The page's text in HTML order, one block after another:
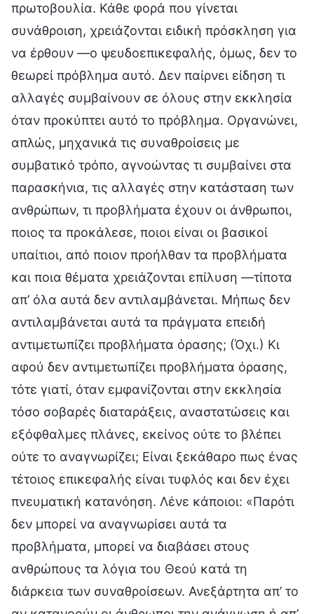
πρωτοβουλία. Κάθε φορά που γίνεται
συνάθροιση, χρειάζονται ειδική πρόσκληση για
να έρθουν —ο ψευδοεπικεφαλής, όμως, δεν το
θεωρεί πρόβλημα αυτό. Δεν παίρνει είδηση τι
αλλαγές συμβαίνουν σε όλους στην εκκλησία
όταν προκύπτει αυτό το πρόβλημα. Οργανώνει,
απλώς, μηχανικά τις συναθροίσεις με
συμβατικό τρόπο, αγνοώντας τι συμβαίνει στα
παρασκήνια, τις αλλαγές στην κατάσταση των
ανθρώπων, τι προβλήματα έχουν οι άνθρωποι,
ποιος τα προκάλεσε, ποιοι είναι οι βασικοί
υπαίτιοι, από ποιον προήλθαν τα προβλήματα
και ποια θέματα χρειάζονται επίλυση —τίποτα
απ’ όλα αυτά δεν αντιλαμβάνεται. Μήπως δεν
αντιλαμβάνεται αυτά τα πράγματα επειδή
αντιμετωπίζει προβλήματα όρασης; (Όχι.) Κι
αφού δεν αντιμετωπίζει προβλήματα όρασης,
τότε γιατί, όταν εμφανίζονται στην εκκλησία
τόσο σοβαρές διαταράξεις, αναστατώσεις και
εξόφθαλμες πλάνες, εκείνος ούτε το βλέπει
ούτε το αναγνωρίζει; Είναι ξεκάθαρο πως ένας
τέτοιος επικεφαλής είναι τυφλός και δεν έχει
πνευματική κατανόηση. Λένε κάποιοι: «Παρότι
δεν μπορεί να αναγνωρίσει αυτά τα
προβλήματα, μπορεί να διαβάσει στους
ανθρώπους τα λόγια του Θεού κατά τη
διάρκεια των συναθροίσεων. Ανεξάρτητα απ’ το